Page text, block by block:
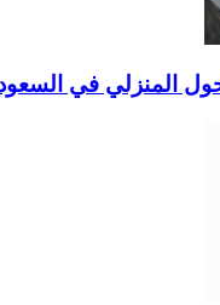
المنزلي في السعودية